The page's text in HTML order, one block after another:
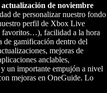
actualización de noviembre
de personalizar nuestro fondo
perfil de Xbox Live
favoritos…), facilidad a la hora
de gamificación dentro del
mejoras de
anclables,
un importante empujón a nivel
mejoras en OneGuide. Lo